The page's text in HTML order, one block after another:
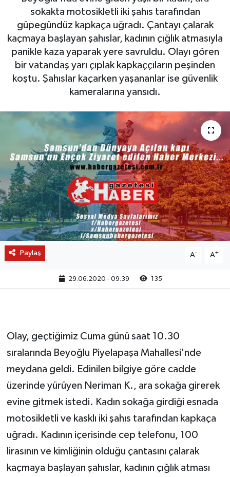
sokakta motosikletli iki şahıs tarafından
güpegündüz kapkaça uğradı. Çantayı çalarak
kaçmaya başlayan şahıslar, kadının çığlık atmasıyla
panikle kaza yaparak yere savruldu. Olayı gören
bir vatandaş yarı çıplak kapkaççıların peşinden
koştu. Şahıslar kaçarken yaşananlar ise güvenlik
kameralarına yansıdı.
Paylaş A- A+
29.06.2020 - 09:39 135
Olay, geçtiğimiz Cuma günü saat 10.30
sıralarında Beyoğlu Piyelapaşa Mahallesi'nde
meydana geldi. Edinilen bilgiye göre cadde
üzerinde yürüyen Neriman K., ara sokağa girerek
evine gitmek istedi. Kadın sokağa girdiği esnada
motosikletli ve kasklı iki şahıs tarafından kapkaça
uğradı. Kadının içerisinde cep telefonu, 100
lirasının ve kimliğinin olduğu çantasını çalarak
kaçmaya başlayan şahıslar, kadının çığlık atması